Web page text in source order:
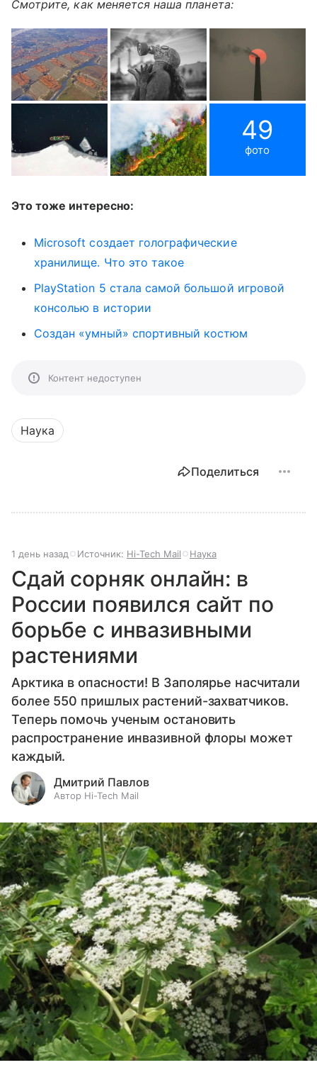
Смотрите, как меняется наша планета:
49
фото
Это тоже интересно:
Microsoft создает голографические
хранилище. Что это такое
PlayStation 5 стала самой большой игровой
консолью в истории
Создан «умный» спортивный костюм
Контент недоступен
Наука
Поделиться
1 день назад Источник: Hi-Tech Mail Наука
Сдай сорняк онлайн: в
России появился сайт по
борьбе с инвазивными
растениями
Арктика в опасности! В Заполярье насчитали
более 550 пришлых растений-захватчиков.
Теперь помочь ученым остановить
распространение инвазивной флоры может
каждый.
Дмитрий Павлов
Автор Hi-Tech Mail